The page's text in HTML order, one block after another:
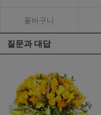
꽃바구니
질문과 대답